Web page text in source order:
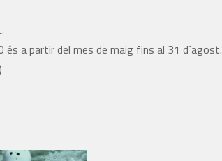
a partir del mes de maig fins al 31 d´agost.